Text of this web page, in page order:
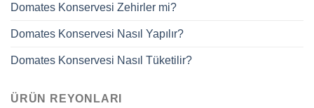
Domates Konservesi Zehirler mi?
Domates Konservesi Nasıl Yapılır?
Domates Konservesi Nasıl Tüketilir?
ÜRÜN REYONLARI